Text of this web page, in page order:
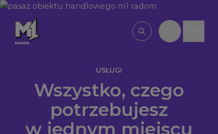
Przejdź do treści
Wpisz, czego
USŁUGI
Wszystko, czego
potrzebujesz
w jednym miejscu